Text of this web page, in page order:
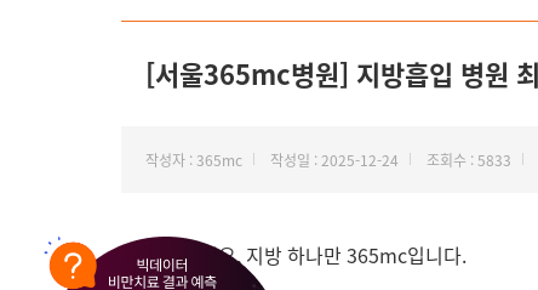
[서울365mc병원] 지방흡입 병원
작성자 : 365mc 작성일 : 2025-12-24 조회수 : 5833
안녕하세요, 지방 하나만 365mc입니다.